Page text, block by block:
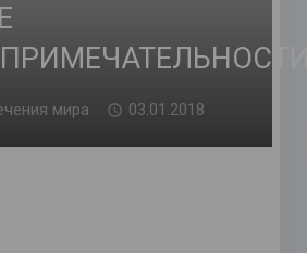
мира 03.01.2018